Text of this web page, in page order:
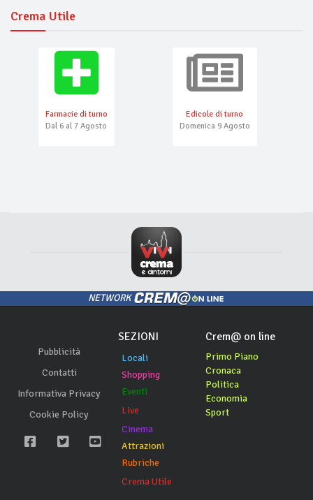
Crema Utile
Farmacie di turno
Dal 6 al 7 Agosto
Edicole di turno
Domenica 9 Agosto
NETWORK
Pubblicità
Contatti
Informativa Privacy
Cookie Policy
SEZIONI
Locali
Shopping
Eventi
Live
Cinema
Attrazioni
Rubriche
Crema Utile
Crem@ on line
Primo Piano
Cronaca
Politica
Economia
Sport